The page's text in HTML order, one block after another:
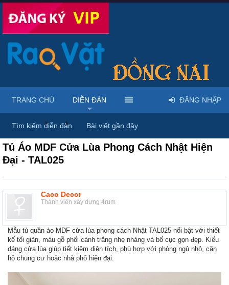
Diễn đàn ... Nội thất & Ngoại thất
Tủ Áo MDF Cửa Lùa Phong Cách Nhật Hiện
Đại - TAL025
Caco Decor
Thành viên xây dựng 4rum
Mẫu tủ quần áo MDF cửa lùa phong cách Nhật TAL025 nổi bật với thiết
kế tối giản, màu gỗ phối cánh trắng nhẹ nhàng và bố cục gọn đẹp. Kiểu
dáng cửa lùa giúp tiết kiệm diện tích, phù hợp với phòng ngủ nhỏ, căn
hộ chung cư hoặc nhà phố hiện đại.
TRANG CHỦ DIỄN ĐÀN
Tìm kiếm diễn đàn Bài viết gần đây
ĐĂNG NHẬP